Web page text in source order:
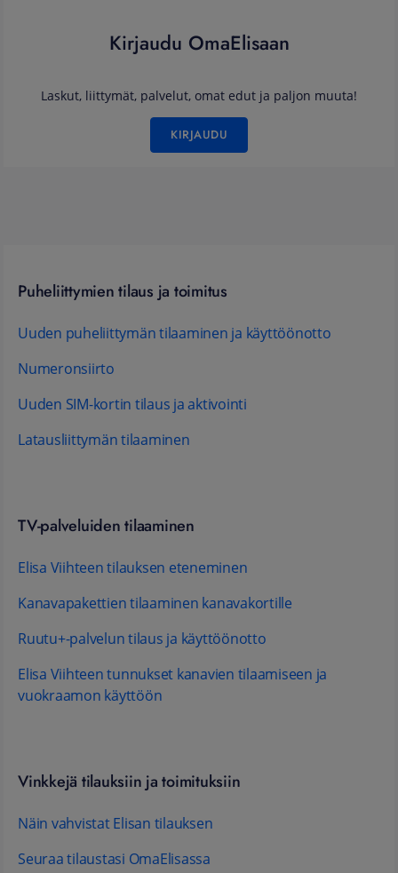
Kirjaudu OmaElisaan
Laskut, liittymät, palvelut, omat edut ja paljon muuta!
KIRJAUDU
Puheliittymien tilaus ja toimitus
Uuden puheliittymän tilaaminen ja käyttöönotto
Numeronsiirto
Uuden SIM-kortin tilaus ja aktivointi
Latausliittymän tilaaminen
TV-palveluiden tilaaminen
Elisa Viihteen tilauksen eteneminen
Kanavapakettien tilaaminen kanavakortille
Ruutu+-palvelun tilaus ja käyttöönotto
Elisa Viihteen tunnukset kanavien tilaamiseen ja
vuokraamon käyttöön
Vinkkejä tilauksiin ja toimituksiin
Näin vahvistat Elisan tilauksen
Seuraa tilaustasi OmaElisassa